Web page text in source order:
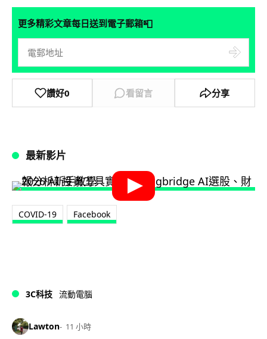
更多精彩文章每日送到電子郵箱📮
讚好0 看留言 分享
最新影片
COVID-19 Facebook
3C科技 流動電腦
Lawton 11 小時